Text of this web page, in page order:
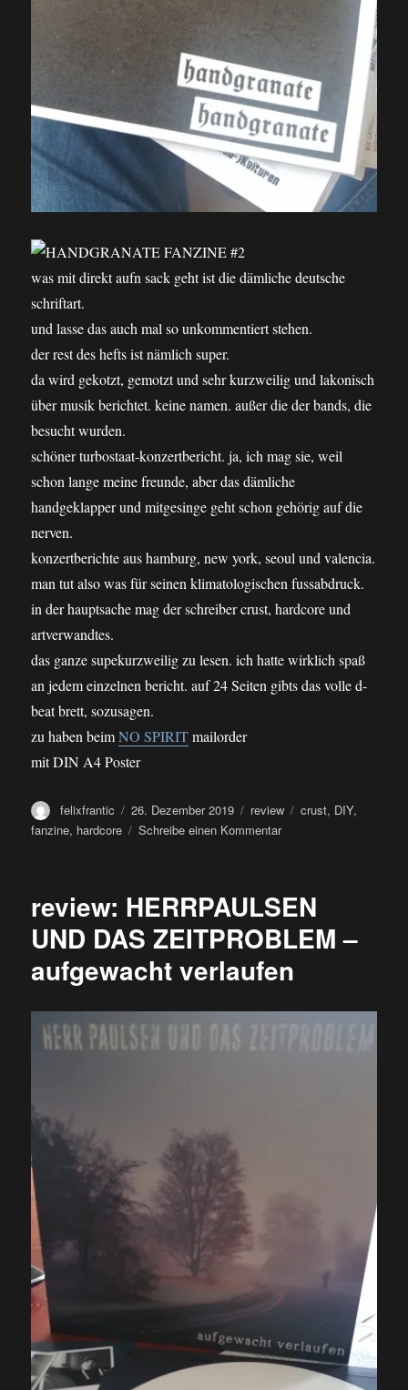
was mit direkt aufn sack geht ist die dämliche deutsche
schriftart.
und lasse das auch mal so unkommentiert stehen.
der rest des hefts ist nämlich super.
da wird gekotzt, gemotzt und sehr kurzweilig und lakonisch
über musik berichtet. keine namen. außer die der bands, die
besucht wurden.
schöner turbostaat-konzertbericht. ja, ich mag sie, weil
schon lange meine freunde, aber das dämliche
handgeklapper und mitgesinge geht schon gehörig auf die
nerven.
konzertberichte aus hamburg, new york, seoul und valencia.
man tut also was für seinen klimatologischen fussabdruck.
in der hauptsache mag der schreiber crust, hardcore und
artverwandtes.
das ganze supekurzweilig zu lesen. ich hatte wirklich spaß
an jedem einzelnen bericht. auf 24 Seiten gibts das volle d-
beat brett, sozusagen.
zu haben beimNO SPIRITmailorder
mit DIN A4 Poster
Autor
felixfrantic
Veröffentlicht
am
26. Dezember 2019 Kategorien
review Schlagwörter
crust, DIY,
fanzine, hardcore Schreibe einen Kommentarzu
review: HERRPAULSEN
UND DAS ZEITPROBLEM –
aufgewacht verlaufen